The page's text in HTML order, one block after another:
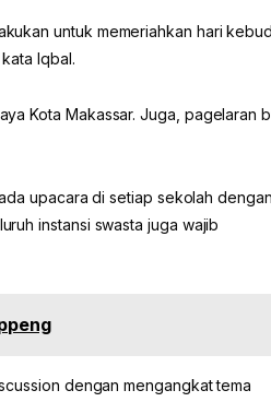
untuk memeriahkan hari
Iqbal.
Kota Makassar. Juga, pagelaran
upacara di setiap sekolah dengan
instansi swasta juga wajib
dengan mengangkat tema